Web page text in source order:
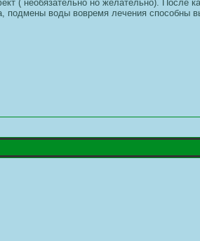
( необязательно но желательно). После
подмены воды вовремя лечения способны